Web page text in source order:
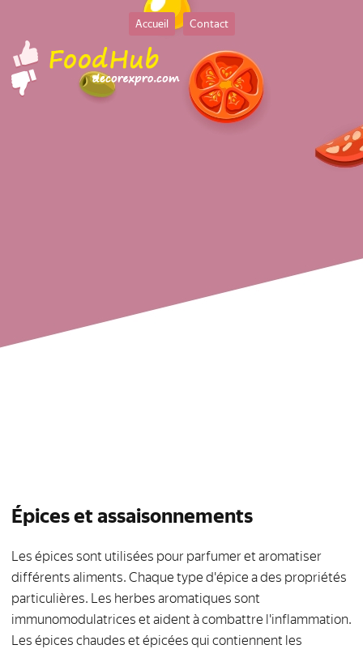
Accueil Contact
Épices et assaisonnements
Les épices sont utilisées pour parfumer et aromatiser
différents aliments. Chaque type d'épice a des propriétés
particulières. Les herbes aromatiques sont
immunomodulatrices et aident à combattre l'inflammation.
Les épices chaudes et épicées qui contiennent les